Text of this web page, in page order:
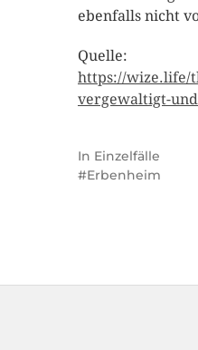
ebenfalls nicht
Quelle:
https://wize.life/
vergewaltigt-
In Einzelfälle
Erbenheim